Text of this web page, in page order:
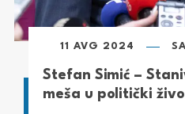
11 AVG 2024
Stefan Simić –
meša u politički